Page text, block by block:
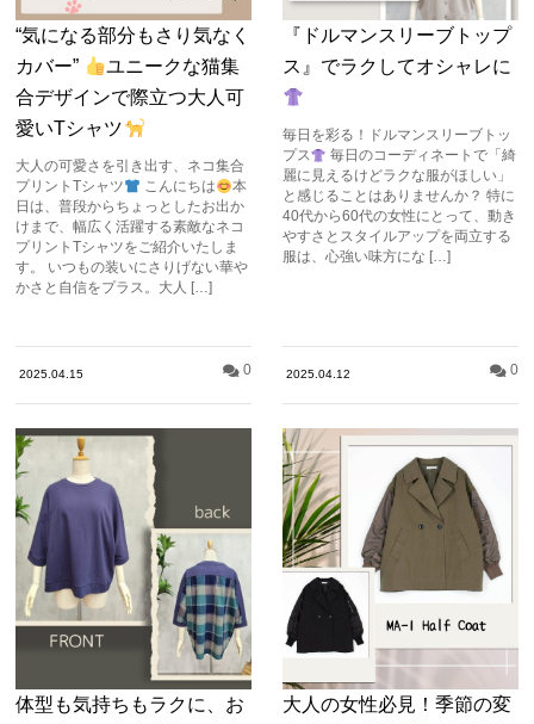
“気になる部分もさり気なく
カバー”
ユニークな猫集
合デザインで際立つ大人可
愛いTシャツ
大人の可愛さを引き出す、ネコ集合
プリントTシャツ
こんにちは
本
日は、普段からちょっとしたお出か
けまで、幅広く活躍する素敵なネコ
プリントTシャツをご紹介いたしま
す。 いつもの装いにさりげない華や
かさと自信をプラス。大人 […]
『ドルマンスリーブトップ
ス』でラクしてオシャレに
毎日を彩る！ドルマンスリーブトッ
プス
毎日のコーディネートで「綺
麗に見えるけどラクな服がほしい」
と感じることはありませんか？ 特に
40代から60代の女性にとって、動き
やすさとスタイルアップを両立する
服は、心強い味方にな […]
2025.04.15 0
体型も気持ちもラクに、お
2025.04.12 0
大人の女性必見！季節の変